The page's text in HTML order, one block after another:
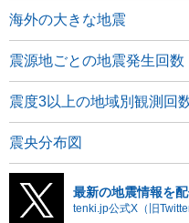
海外の大きな地震
震源地ごとの地震発生回数
震度3以上の地域別観測回
震央分布図
最新の地震情報を
tenki.jp公式X（旧